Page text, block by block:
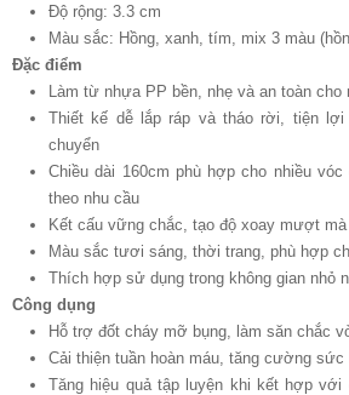
Độ rộng: 3.3 cm
Màu sắc: Hồng, xanh, tím, mix 3 màu
Đặc điểm
Làm từ nhựa PP bền, nhẹ và an toàn
Thiết kế dễ lắp ráp và tháo rời, tiện
chuyển
Chiều dài 160cm phù hợp cho nhiều
theo nhu cầu
Kết cấu vững chắc, tạo độ xoay mượt
Màu sắc tươi sáng, thời trang, phù hợp
Thích hợp sử dụng trong không gian nhỏ
Công dụng
Hỗ trợ đốt cháy mỡ bụng, làm săn chắc
Cải thiện tuần hoàn máu, tăng cường sức
Tăng hiệu quả tập luyện khi kết hợp với